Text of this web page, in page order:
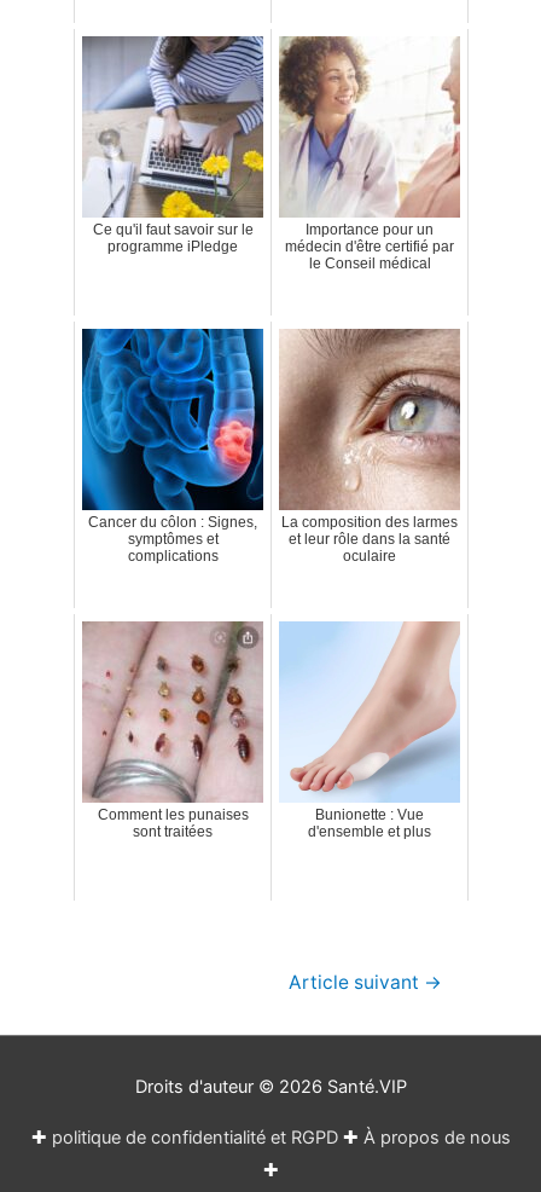
Ce qu'il faut savoir sur le
programme iPledge
Importance pour un
médecin d'être certifié par
le Conseil médical
Cancer du côlon : Signes,
symptômes et
complications
La composition des larmes
et leur rôle dans la santé
oculaire
Comment les punaises
sont traitées
Bunionette : Vue
d'ensemble et plus
Article suivant →
Droits d'auteur © 2026 Santé.VIP
✚ politique de confidentialité et RGPD✚ À propos de nous
✚